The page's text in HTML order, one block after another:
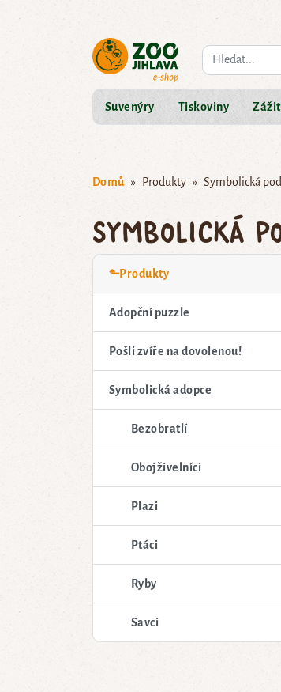
Co hledáte?
Suvenýry Tiskoviny
Domů Produkty Symbolická
Symbolická
⬑Produkty
Adopční puzzle
Pošli zvíře na dovolenou!
Symbolická adopce
Bezobratlí
Obojživelníci
Plazi
Ptáci
Ryby
Savci